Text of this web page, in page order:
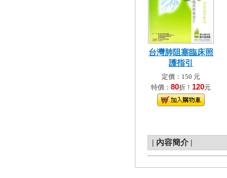
台灣肺阻塞臨床照
護指引
定價：150 元
特價： 80折！ 120元
| 內容簡介 |